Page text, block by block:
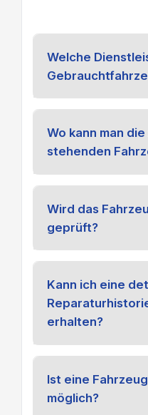
Welche
Wo kann man
stehenden
Wird das
geprüft?
Kann ich eine
erhalten?
Ist eine
möglich?